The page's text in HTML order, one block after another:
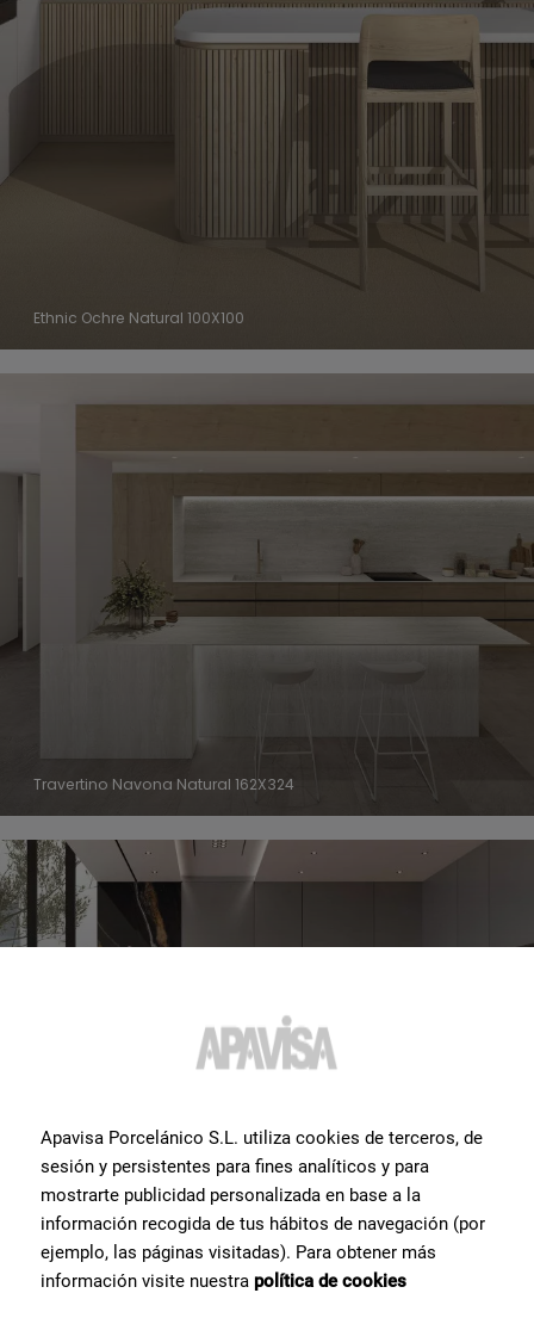
Ethnic Ochre Natural 100X100
Travertino Navona Natural 162X324
Sisu Grana Lappato 60X120
Apavisa Porcelánico S.L. utiliza cookies de terceros, de
sesión y persistentes para fines analíticos y para
mostrarte publicidad personalizada en base a la
información recogida de tus hábitos de navegación (por
ejemplo, las páginas visitadas). Para obtener más
información visite nuestra política de cookies